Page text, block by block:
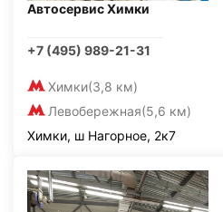
Автосервис Химки
+7 (495) 989-21-31
Химки(3,8 км)
Левобережная(5,6 км)
Химки, ш Нагорное, 2к7